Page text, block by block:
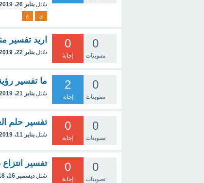
سُئل يناير 26، 2019
ي خ
0
تصويتات
0
إجابة
اريد تفسير
سُئل يناير 22، 2019
0
تصويتات
2
إجابة
ما تفسير
سُئل يناير 21، 2019
0
تصويتات
0
إجابة
تفسير حلم
سُئل يناير 11، 2019
0
تصويتات
0
إجابة
تفسير
سُئل ديسمبر 16، 2018